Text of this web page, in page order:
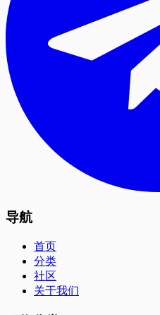
导航
首页
分类
社区
关于我们